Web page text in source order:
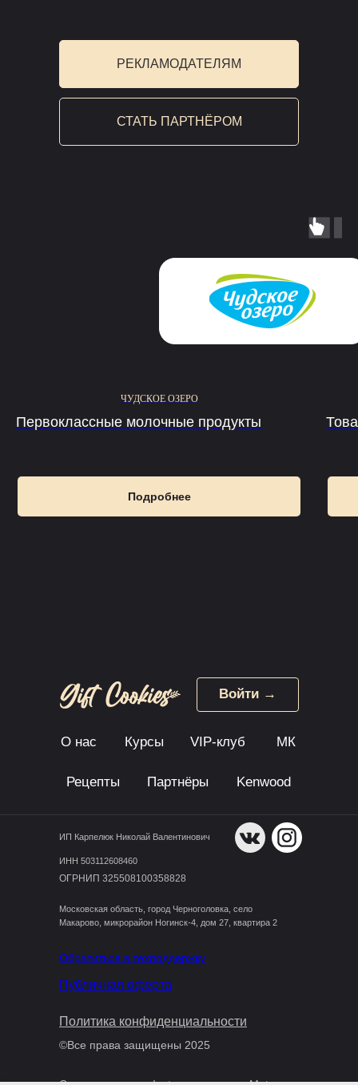
РЕКЛАМОДАТЕЛЯМ
СТАТЬ ПАРТНЁРОМ
ЧУДСКОЕ ОЗЕРО
Первоклассные молочные продукты
Подробнее
О нас Курсы VIP-клуб МК
Рецепты Партнёры Kenwood
ИП Карпелюк Николай Валентинович
ИНН 503112608460
ОГРНИП 325508100358828
Московская область, город Черноголовка, село
Макарово, микрорайон Ногинск-4, дом 27, квартира 2
Обратиться в техподдержку
Политика конфиденциальности
©Все права защищены 2025
Публичная оферта
Войти →